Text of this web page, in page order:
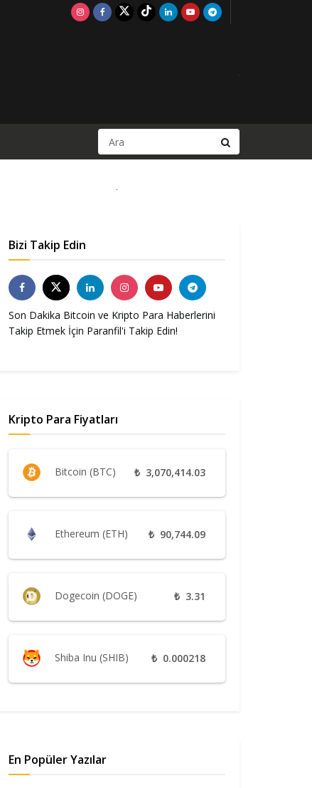
Bizi Takip Edin
Son Dakika Bitcoin ve Kripto Para Haberlerini
Takip Etmek İçin Paranfil'i Takip Edin!
Kripto Para Fiyatları
Bitcoin (BTC) ₺ 3,070,414.03
Ethereum (ETH) ₺ 90,744.09
Dogecoin (DOGE) ₺ 3.31
Shiba Inu (SHIB) ₺ 0.000218
En Popüler Yazılar